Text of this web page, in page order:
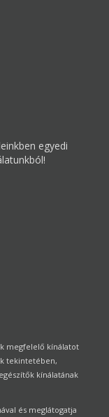
egyedi
megfelelő kínálatot
tekintetében,
kínálatának
és meglátogatja